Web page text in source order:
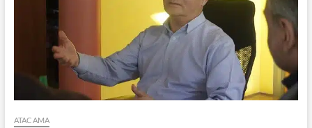
farandulización
política”
ATACAMA